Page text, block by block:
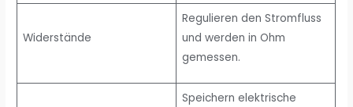
Widerstände
Regulieren den Stromfluss
und werden in Ohm
gemessen.
Speichern elektrische